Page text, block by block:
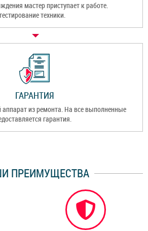
мастер приступает к работе.
техники.
ГАРАНТИЯ
аппарат из ремонта. На все выполненные
гарантия.
ПРЕИМУЩЕСТВА